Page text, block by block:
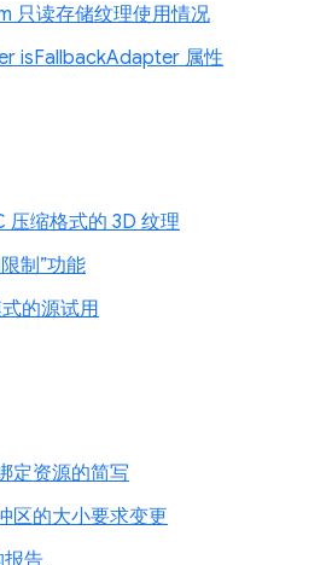
只读存储纹理使用情况
isFallbackAdapter 属性
压缩格式的 3D 纹理
制”功能
的源试用
定资源的简写
区的大小要求变更
报告